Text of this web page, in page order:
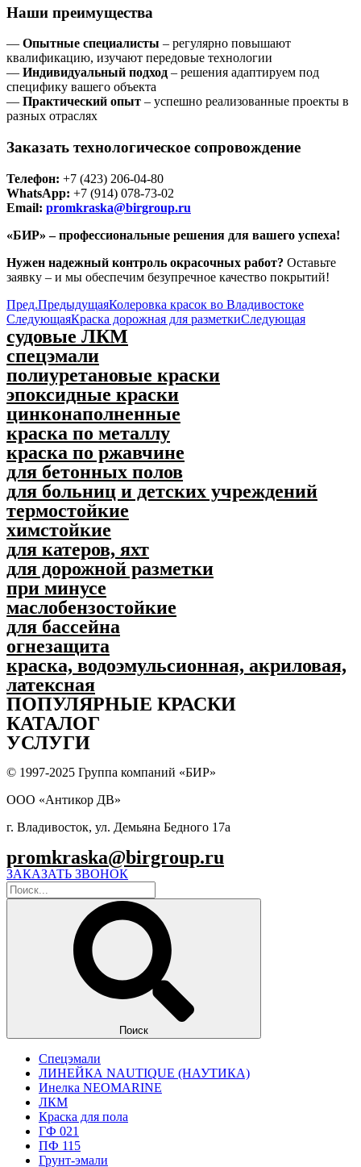
Наши преимущества
— Опытные специалисты – регулярно повышают
квалификацию, изучают передовые технологии
— Индивидуальный подход – решения адаптируем под
специфику вашего объекта
— Практический опыт – успешно реализованные проекты в
разных отраслях
Заказать технологическое сопровождение
Телефон: +7 (423) 206-04-80
WhatsApp: +7 (914) 078-73-02
Email: promkraska@birgroup.ru
«БИР» – профессиональные решения для вашего успеха!
Нужен надежный контроль окрасочных работ? Оставьте
заявку – и мы обеспечим безупречное качество покрытий!
Пред.ПредыдущаяКолеровка красок во Владивостоке
СледующаяКраска дорожная для разметкиСледующая
судовые ЛКМ
спецэмали
полиуретановые краски
эпоксидные краски
цинконаполненные
краска по металлу
краска по ржавчине
для бетонных полов
для больниц и детских учреждений
термостойкие
химстойкие
для катеров, яхт
для дорожной разметки
при минусе
маслобензостойкие
для бассейна
огнезащита
краска, водоэмульсионная, акриловая,
латексная
ПОПУЛЯPНЫЕ КРАСКИ
КАТАЛОГ
УСЛУГИ
© 1997-2025 Группа компаний «БИР»
ООО «Антикор ДВ»
г. Владивосток, ул. Демьяна Бедного 17а
promkraska@birgroup.ru
ЗАКАЗАТЬ ЗВОНОК
Поиск
Спецэмали
ЛИНЕЙКА NAUTIQUE (НАУТИКА)
Инелка NEOMARINE
ЛКМ
Краска для пола
ГФ 021
ПФ 115
Грунт-эмали